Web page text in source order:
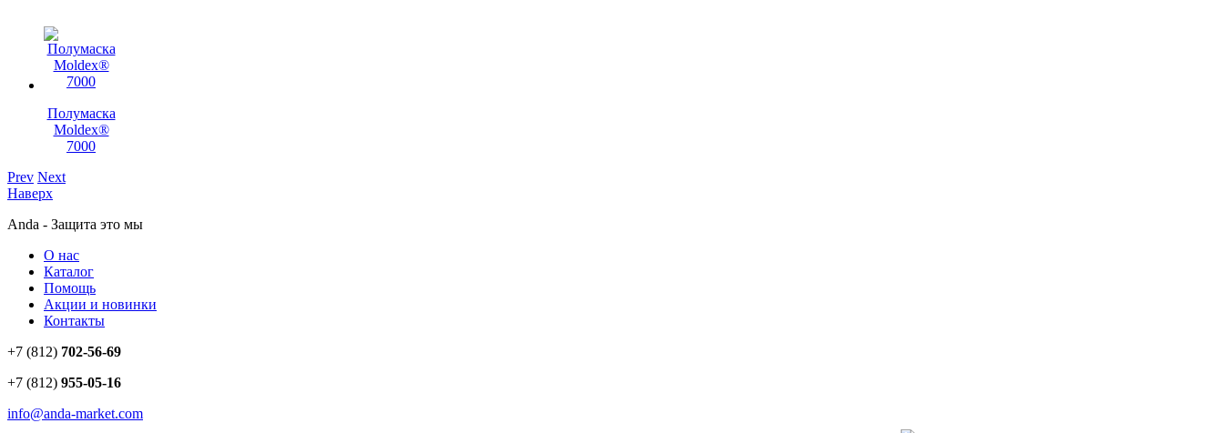
Полумаска
Moldex®
7000
Prev Next
Наверх
Anda - Защита это мы
О нас
Каталог
Помощь
Акции и новинки
Контакты
+7 (812) 702-56-69
+7 (812) 955-05-16
info@anda-market.com